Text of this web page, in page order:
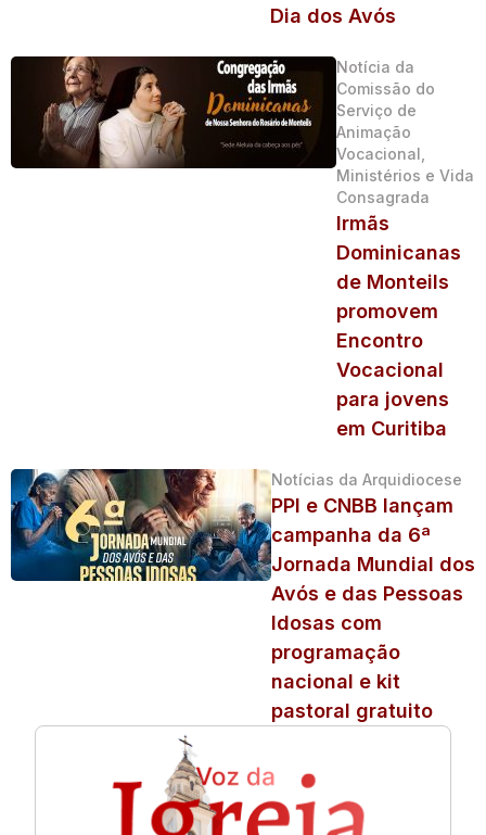
Dia dos Avós
Notícia da
Comissão do
Serviço de
Animação
Vocacional,
Ministérios e Vida
Consagrada
Irmãs
Dominicanas
de Monteils
promovem
Encontro
Vocacional
para jovens
em Curitiba
Notícias da Arquidiocese
PPI e CNBB lançam
campanha da 6ª
Jornada Mundial dos
Avós e das Pessoas
Idosas com
programação
nacional e kit
pastoral gratuito